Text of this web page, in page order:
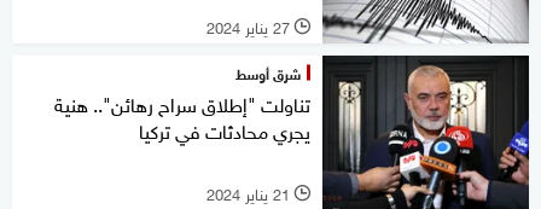
l 27 يناير 2024
شرق أوسط
تناولت "إطلاق سراح رهائن".. هنية
يجري محادثات في تركيا
l 21 يناير 2024